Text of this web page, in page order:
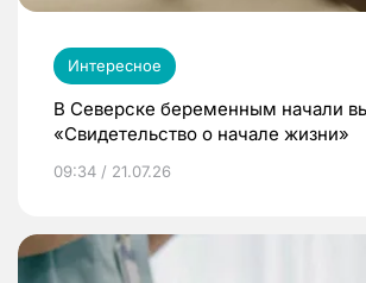
Интересное
В Северске беременным начали
«Свидетельство о начале жизни»
09:34 / 21.07.26